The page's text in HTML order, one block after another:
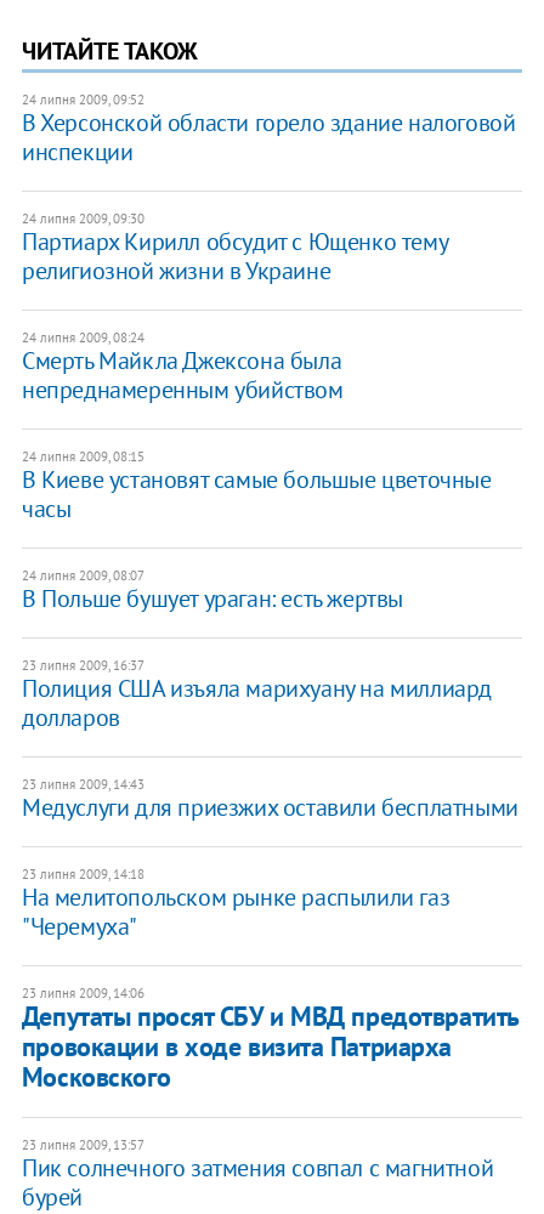
ЧИТАЙТЕ ТАКОЖ
24 липня 2009, 09:52
В Херсонской области горело здание налоговой
инспекции
24 липня 2009, 09:30
Партиарх Кирилл обсудит с Ющенко тему
религиозной жизни в Украине
24 липня 2009, 08:24
Смерть Майкла Джексона была
непреднамеренным убийством
24 липня 2009, 08:15
В Киеве установят самые большые цветочные
часы
24 липня 2009, 08:07
В Польше бушует ураган: есть жертвы
23 липня 2009, 16:37
Полиция США изъяла марихуану на миллиард
долларов
23 липня 2009, 14:43
Медуслуги для приезжих оставили бесплатными
23 липня 2009, 14:18
На мелитопольском рынке распылили газ
"Черемуха"
23 липня 2009, 14:06
Депутаты просят СБУ и МВД предотвратить
провокации в ходе визита Патриарха
Московского
23 липня 2009, 13:57
Пик солнечного затмения совпал с магнитной
бурей